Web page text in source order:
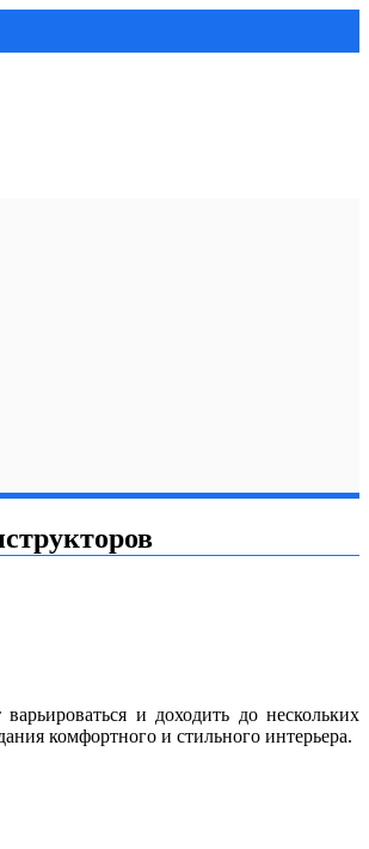
и доходить до нескольких
комфортного и стильного интерьера.